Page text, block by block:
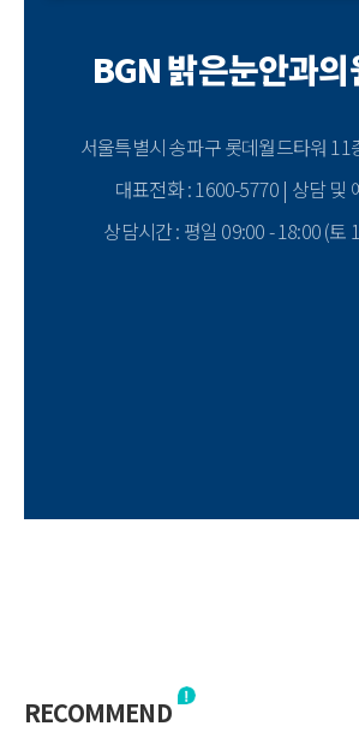
BGN 밝은눈안과의
서울특별시 송파구 롯데월드타워 11
대표전화 : 1600-5770 | 상담 및
상담시간 : 평일 09:00 - 18:00 (토
RECOMMEND